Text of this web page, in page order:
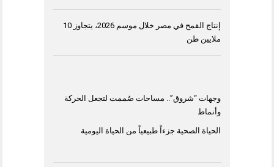
إنتاج القمح في مصر خلال موسم 2026، يتجاوز 10
ملايين طن
وجهات “شروق”.. مساحات صُممت لتجعل الحركة
وأنماط
الحياة الصحية جزءاً طبيعياً من الحياة اليومية